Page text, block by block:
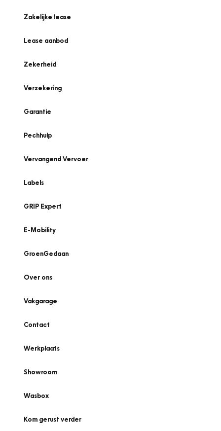
Zakelijke lease
Lease aanbod
Zekerheid
Verzekering
Garantie
Pechhulp
Vervangend Vervoer
Labels
GRIP Expert
E-Mobility
GroenGedaan
Over ons
Vakgarage
Contact
Werkplaats
Showroom
Wasbox
Kom gerust verder